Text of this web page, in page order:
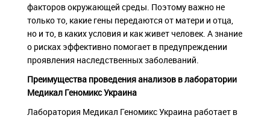
факторов окружающей среды. Поэтому важно не
только то, какие гены передаются от матери и отца,
но и то, в каких условия и как живет человек. А знание
о рисках эффективно помогает в предупреждении
проявления наследственных заболеваний.
Преимущества проведения анализов в лаборатории
Медикал Геномикс Украина
Лаборатория Медикал Геномикс Украина работает в